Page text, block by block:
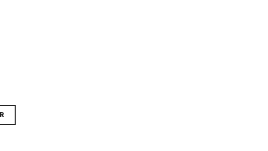
de artículos